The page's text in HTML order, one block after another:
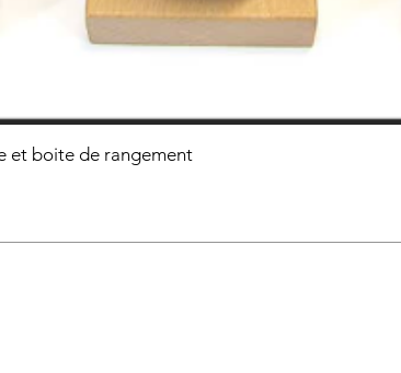
et boite de rangement